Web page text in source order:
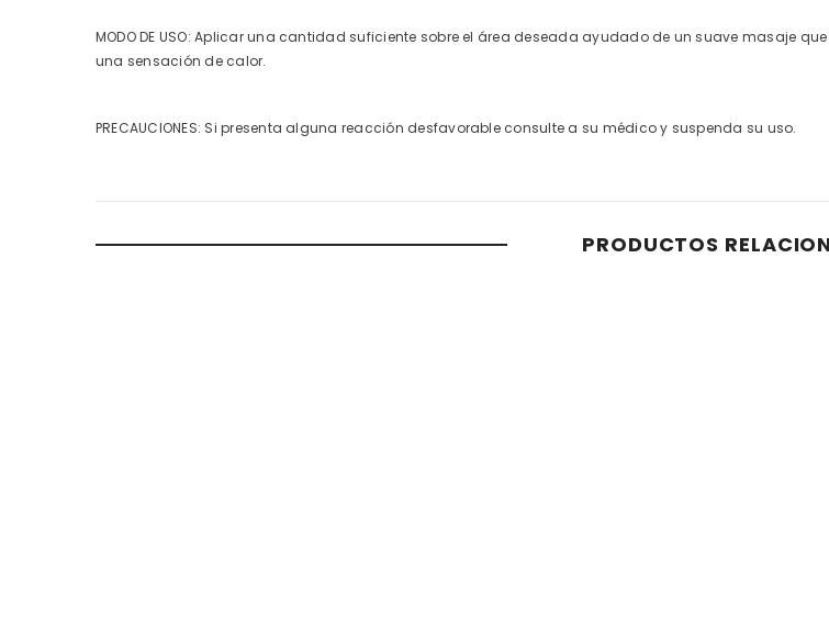
MODO DE USO: Aplicar una cantidad suficiente sobre el área deseada ayudado de un suave masaje
una sensación de calor.
PRECAUCIONES: Si presenta alguna reacción desfavorable consulte a su médico y suspenda su uso.
PRODUCTOS